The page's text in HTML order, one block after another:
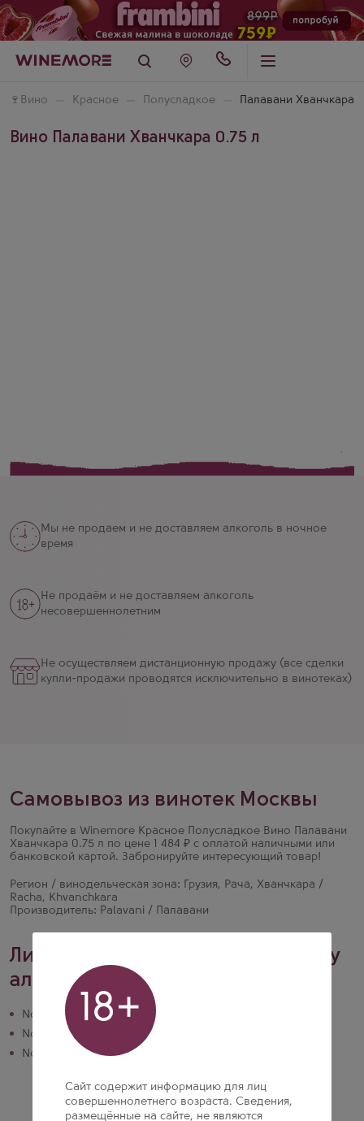
🍷 Вино Красное Полусладкое Палавани Хванчкара
Вино Палавани Хванчкара 0.75 л
Мы не продаем и не доставляем алкоголь в ночное
время
Не продаём и не доставляем алкоголь
несовершеннолетним
Не осуществляем дистанционную продажу (все сделки
купли-продажи проводятся исключительно в винотеках)
Самовывоз из винотек Москвы
Покупайте в Winemore Красное Полусладкое Вино Палавани
Хванчкара 0.75 л по цене 1 484 ₽ с оплатой наличными или
банковской картой. Забронируйте интересующий товар!
Регион / винодельческая зона: Грузия, Рача, Хванчкара /
Racha, Khvanchkara
Производитель: Palavani / Палавани
Лицензии на розничную продажу
алкогольной продукции
№ 50РПА0024374 действует до 20.10.2028
№ 77РПА0015006 действует до 01.09.2030
№ 77РПА0015624 действует до 13.10.2026
18+
Сайт содержит информацию для лиц
совершеннолетнего возраста. Сведения,
размещённые на сайте, не являются